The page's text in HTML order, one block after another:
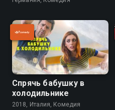
Спрячь бабушку в
холодильнике
2018, Италия, Комедия